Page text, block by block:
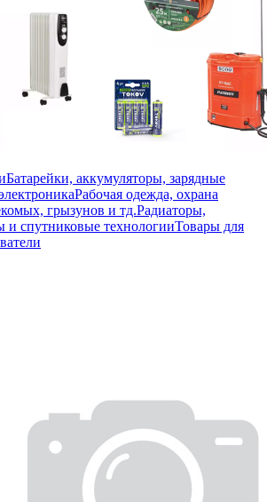
Батарейки, аккумуляторы, зарядные
Рабочая одежда, охрана
грызунов и тд.Радиаторы,
и спутниковые технологииТовары для